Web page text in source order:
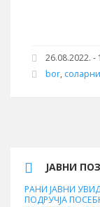
26.08.2022. -
bor,
ЈАВНИ
РАНИ ЈАВНИ
ПОДРУЧЈА